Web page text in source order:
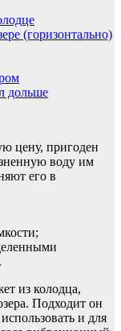
(горизонтально)
дольше
цену, пригоден
воду им
его в
из колодца,
Подходит он
и для